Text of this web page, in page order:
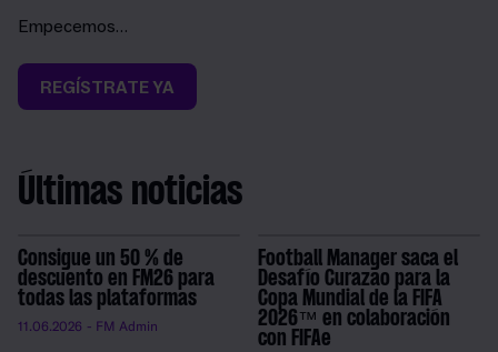
Empecemos…
REGÍSTRATE YA
Últimas noticias
Consigue un 50 % de
descuento en FM26 para
todas las plataformas
11.06.2026 - FM Admin
Football Manager saca el
Desafío Curazao para la
Copa Mundial de la FIFA
2026™ en colaboración
con FIFAe